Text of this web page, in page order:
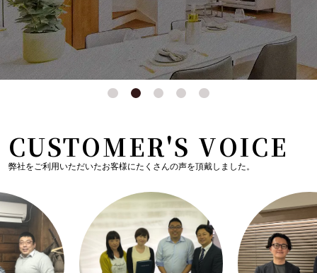
CUSTOMER'S VOICE
弊社をご利用いただいたお客様にたくさんの声を頂戴しました。